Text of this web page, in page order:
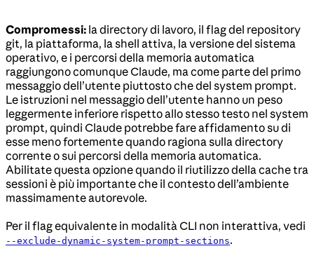
Compromessi: la directory di lavoro, il flag del repository
git, la piattaforma, la shell attiva, la versione del sistema
operativo, e i percorsi della memoria automatica
raggiungono comunque Claude, ma come parte del primo
messaggio dell’utente piuttosto che del system prompt.
Le istruzioni nel messaggio dell’utente hanno un peso
leggermente inferiore rispetto allo stesso testo nel system
prompt, quindi Claude potrebbe fare affidamento su di
esse meno fortemente quando ragiona sulla directory
corrente o sui percorsi della memoria automatica.
Abilitate questa opzione quando il riutilizzo della cache tra
sessioni è più importante che il contesto dell’ambiente
massimamente autorevole.
Per il flag equivalente in modalità CLI non interattiva, vedi
--exclude-dynamic-system-prompt-sections.